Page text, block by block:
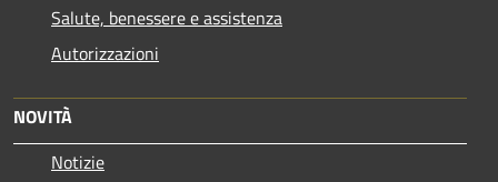
Salute, benessere e assistenza
Autorizzazioni
NOVITÀ
Notizie